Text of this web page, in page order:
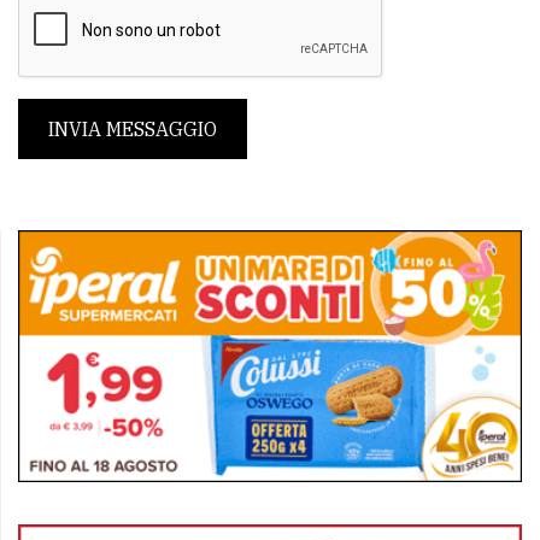
INVIA MESSAGGIO